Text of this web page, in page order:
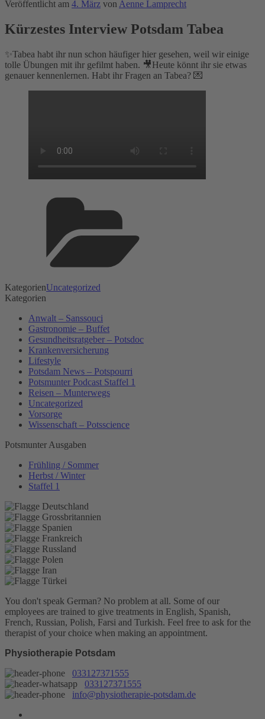
Veröffentlicht am 4. März von Aenne Lamprecht
Kürzestes Interview Potsdam Tabea
✨Tabea habt ihr nun schon häufiger hier gesehen, weil wir einige
tolle Übungen mit ihr gefilmt haben. 🎥Heute könnt ihr sie etwas
genauer kennenlernen. Habt ihr Fragen an Tabea? 💌
KategorienUncategorized
Kategorien
Anwalt – Sanssouci
Gastronomie – Buffet
Gesundheitsratgeber – Potsdoc
Krankenversicherung
Lifestyle
Potsdam News – Potspourri
Potsmunter Podcast Staffel 1
Reisen – Munterwegs
Uncategorized
Vorsorge
Wissenschaft – Potsscience
Potsmunter Ausgaben
Frühling / Sommer
Herbst / Winter
Staffel 1
You don't speak German? No problem at all. Some of our
employees are trained to give treatments in English, Spanish,
French, Russian, Polish, Farsi and Turkish. Feel free to ask for the
therapist of your choice when making an appointment.
Physiotherapie Potsdam
033127371555
033127371555
info@physiotherapie-potsdam.de